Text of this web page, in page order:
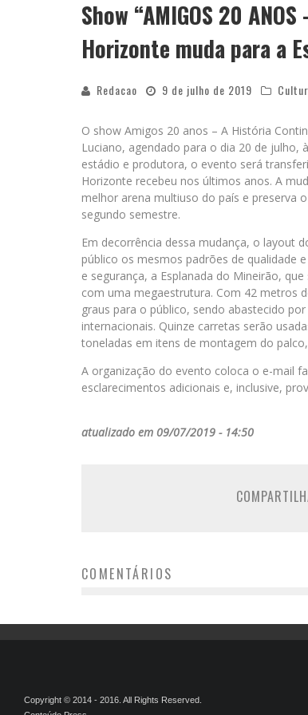
Show “AMIGOS 20
Horizonte muda para a
Redacao 9 de julho de 2019
O show Amigos 20 anos – A História
Luciano, agendado para o dia 20 de
estádio e produtora, o evento será
Horizonte recebeu nos últimos anos. A
melhor arena multiuso do país e preserva
segundo semestre.
Em decorrência dessa mudança, o layout
público os mesmos padrões de qualidade
e segurança, a Esplanada do Mineirão,
com uma megaestrutura. Com 42 metros
graus para o público, sendo abastecido
internacionais. Quinze carretas serão
toneladas em itens de montagem do
A organização do evento coloca o e-mail
esclarecimentos adicionais e, inclusive,
atualizado em 09/07/2019 - 14:50
COMENTÁRIOS
Copyright © 2014 - 2016. All Rights Reserved.